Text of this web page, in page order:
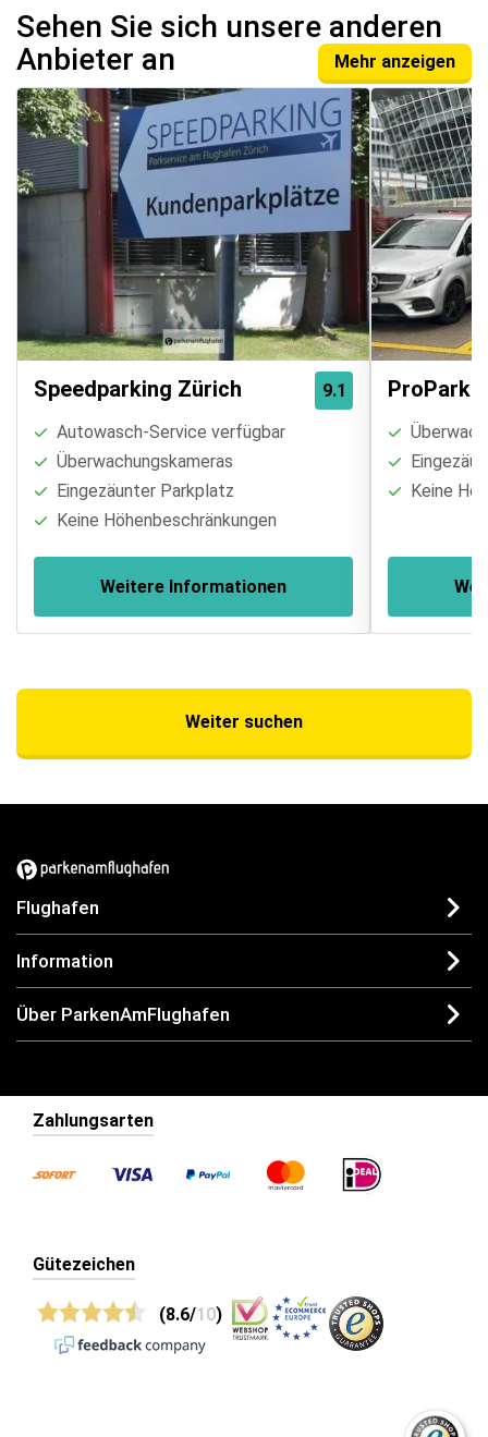
Sehen Sie sich unsere anderen
Anbieter an
Mehr anzeigen
9.1
Speedparking Zürich
Autowasch-Service verfügbar
Überwachungskameras
Eingezäunter Parkplatz
Keine Höhenbeschränkungen
Weitere Informationen
Keine
Weiter suchen
Flughafen
Information
Über ParkenAmFlughafen
Zahlungsarten
Gütezeichen
(8.6/10)